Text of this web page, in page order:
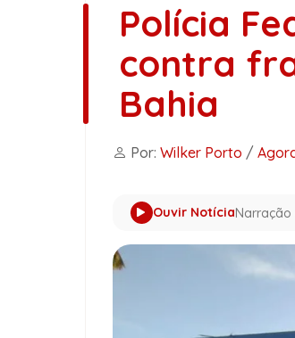
Polícia
contra
Bahia
Por: Wilker Porto /
Ouvir Notícia